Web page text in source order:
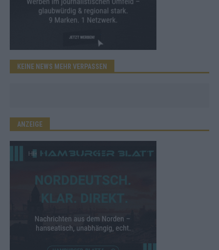
KEINE NEWS MEHR VERPASSEN
ANZEIGE